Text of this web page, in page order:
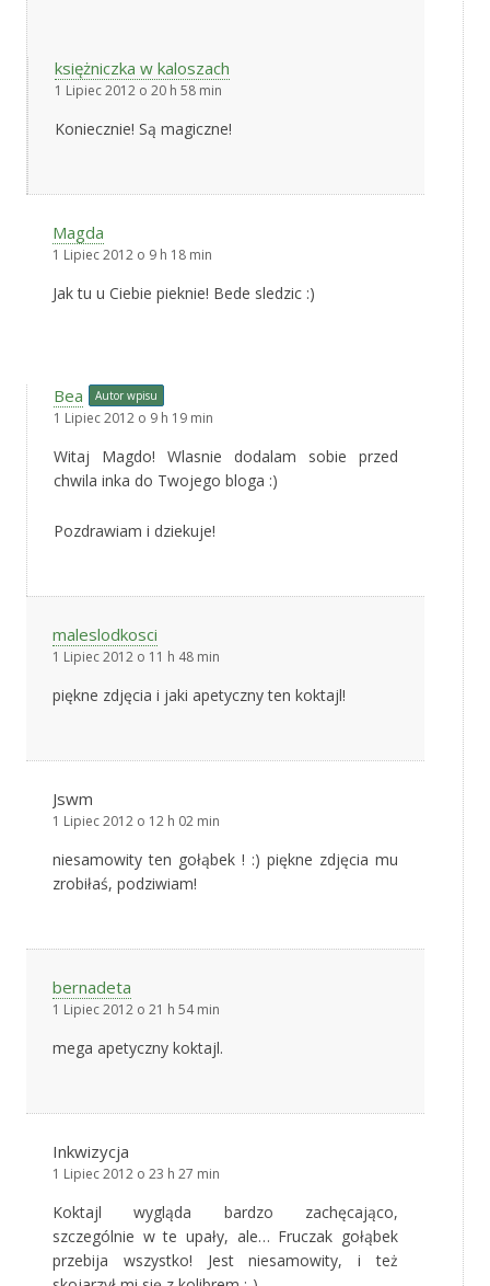
księżniczka w kaloszach
1 Lipiec 2012 o 20 h 58 min
Koniecznie! Są magiczne!
Magda
1 Lipiec 2012 o 9 h 18 min
Jak tu u Ciebie pieknie! Bede sledzic :)
Bea Autor wpisu
1 Lipiec 2012 o 9 h 19 min
Witaj Magdo! Wlasnie dodalam sobie przed
chwila inka do Twojego bloga :)
Pozdrawiam i dziekuje!
maleslodkosci
1 Lipiec 2012 o 11 h 48 min
piękne zdjęcia i jaki apetyczny ten koktajl!
Jswm
1 Lipiec 2012 o 12 h 02 min
niesamowity ten gołąbek ! :) piękne zdjęcia mu
zrobiłaś, podziwiam!
bernadeta
1 Lipiec 2012 o 21 h 54 min
mega apetyczny koktajl.
Inkwizycja
1 Lipiec 2012 o 23 h 27 min
Koktajl wygląda bardzo zachęcająco,
szczególnie w te upały, ale… Fruczak gołąbek
przebija wszystko! Jest niesamowity, i też